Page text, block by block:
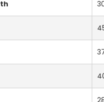
th